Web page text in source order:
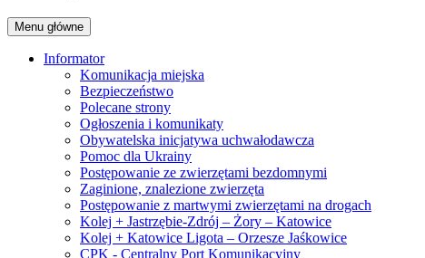
Menu główne
Informator
Komunikacja miejska
Bezpieczeństwo
Polecane strony
Ogłoszenia i komunikaty
Obywatelska inicjatywa uchwałodawcza
Pomoc dla Ukrainy
Postępowanie ze zwierzętami bezdomnymi
Zaginione, znalezione zwierzęta
Postępowanie z martwymi zwierzętami na drogach
Kolej + Jastrzębie-Zdrój – Żory – Katowice
Kolej + Katowice Ligota – Orzesze Jaśkowice
CPK - Centralny Port Komunikacyjny